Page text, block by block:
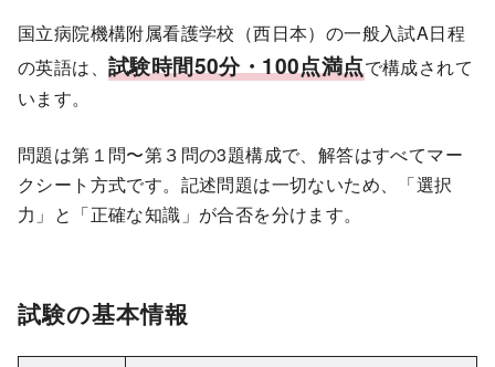
国立病院機構附属看護学校（西日本）の一般入試A日程
の英語は、 試験時間50分・100点満点で構成されて
います。
問題は第１問〜第３問の3題構成で、解答はすべてマー
クシート方式です。記述問題は一切ないため、「選択
力」と「正確な知識」が合否を分けます。
試験の基本情報